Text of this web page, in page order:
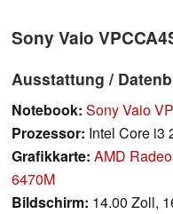
Sony Vaio
Ausstattung /
Notebook: Sony Vaio
Prozessor: Intel Core i3
Grafikkarte: AMD
6470M
Bildschirm: 14.00 Zoll,